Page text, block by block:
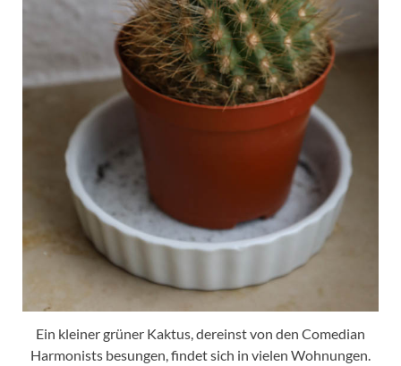
Ein kleiner grüner Kaktus, dereinst von den Comedian
Harmonists besungen, findet sich in vielen Wohnungen.